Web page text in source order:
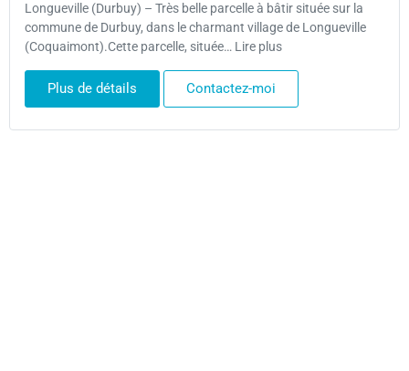
Longueville (Durbuy) – Très belle parcelle à bâtir située sur la
commune de Durbuy, dans le charmant village de Longueville
(Coquaimont).Cette parcelle, située… Lire plus
Plus de détails Contactez-moi